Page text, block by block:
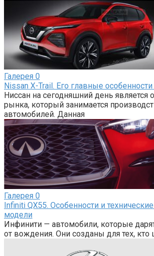
Галерея 0
Nissan X-Trail. Его главные
Ниссан на сегодняшний день является
рынка, который занимается
автомобилей. Данная
Галерея 0
Infiniti QX55. Особенности и
модели
Инфинити — автомобили, которые
от вождения. Они созданы для тех, кто